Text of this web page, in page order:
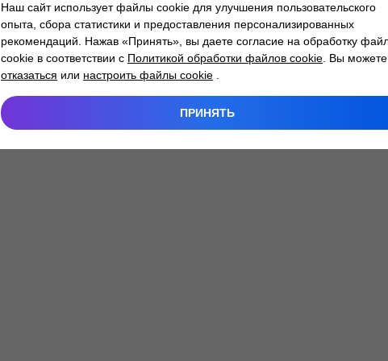
-side exception has occurred while loading atlantm.by (see the
Наш сайт использует файлы cookie для улучшения пользовательского
опыта, сбора статистики и предоставления персонализированных
рекомендаций. Нажав «Принять», вы даете согласие на обработку
cookie в соответствии с Политикой обработки файлов cookie . Вы можете
отказаться или настроить файлы cookie
ПРИНЯТЬ